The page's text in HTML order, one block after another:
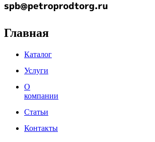
Главная
Каталог
Услуги
О
компании
Статьи
Контакты